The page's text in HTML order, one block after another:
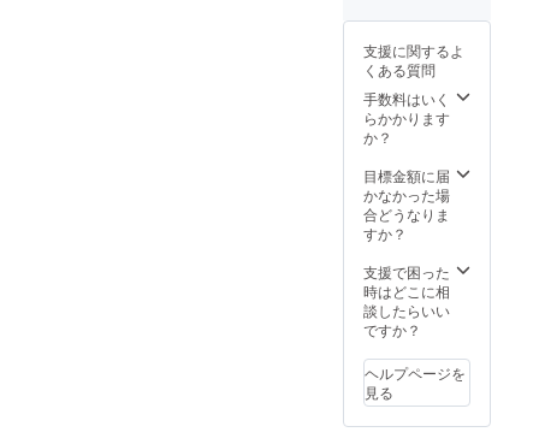
させて
いただ
きま
す。
297mm
になり
ます。
さらに
台湾に
飾る横
名前を
記載さ
せてい
す！！
いっ
しょに
台湾に
気持ち
でご支
援頂け
ると嬉
支援に関するよ
くある質問
手数料はいく
らかかります
か？
目標金額に届
かなかった場
合どうなりま
すか？
支援で困った
時はどこに相
談したらいい
ですか？
ヘルプページを
見る